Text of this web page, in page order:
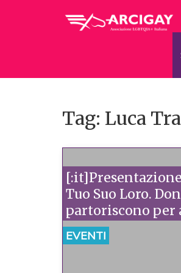
Tag: Luca
Tuo Suo Loro.
partoriscono per
EVENTI